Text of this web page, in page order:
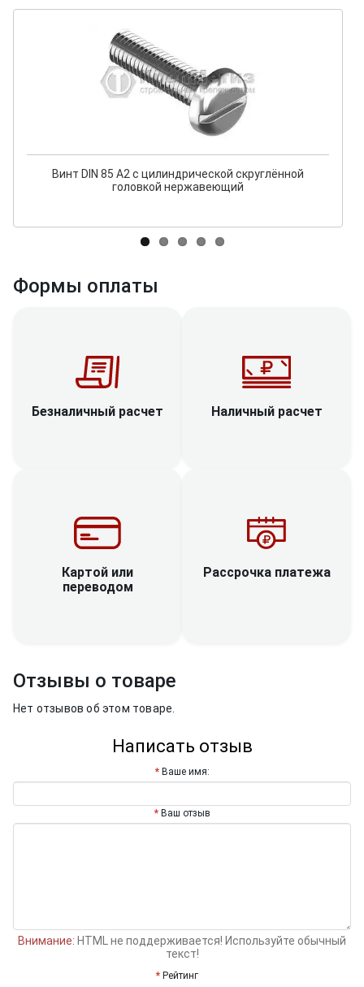
Винт DIN 85 А2 с цилиндрической скруглённой
головкой нержавеющий
Формы оплаты
Безналичный расчет Наличный расчет
Картой или
переводом
Рассрочка платежа
Отзывы о товаре
Нет отзывов об этом товаре.
Написать отзыв
Ваше имя:
Ваш отзыв
Внимание: HTML не поддерживается! Используйте обычный
текст!
Рейтинг